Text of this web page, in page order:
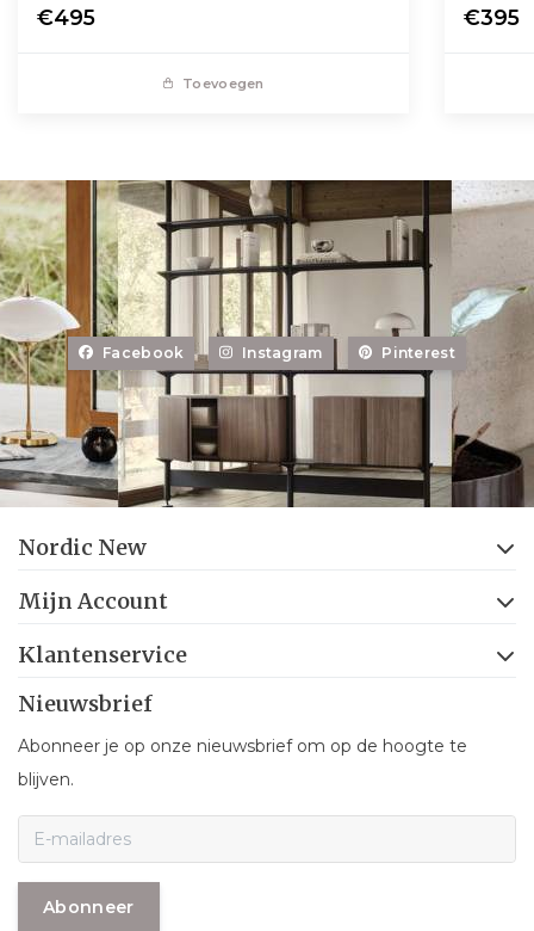
€495
Toevoegen
€395
Facebook Instagram Pinterest
Nordic New
Mijn Account
Klantenservice
Nieuwsbrief
Abonneer je op onze nieuwsbrief om op de hoogte te
blijven.
Abonneer